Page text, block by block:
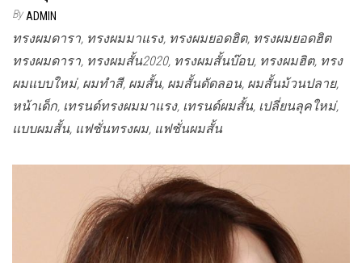
By ADMIN
ทรงผมดารา, ทรงผมมาแรง, ทรงผมยอดฮิต, ทรงผมยอดฮิต
ทรงผมดารา, ทรงผมสั้น2020, ทรงผมสั้นบ๊อบ, ทรงผมฮิต, ทรง
ผมแบบใหม่, ผมทำสี, ผมสั้น, ผมสั้นดัดลอน, ผมสั้นม้วนปลาย,
หน้าเด็ก, เทรนด์ทรงผมมาแรง, เทรนด์ผมสั้น, เปลี่ยนลุคใหม่,
แบบผมสั้น, แฟชั่นทรงผม, แฟชั่นผมสั้น